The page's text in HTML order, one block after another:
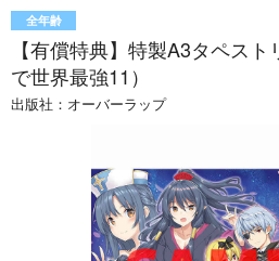
全年齢
【有償特典】特製A3タペス
で世界最強11）
出版社： オーバーラップ